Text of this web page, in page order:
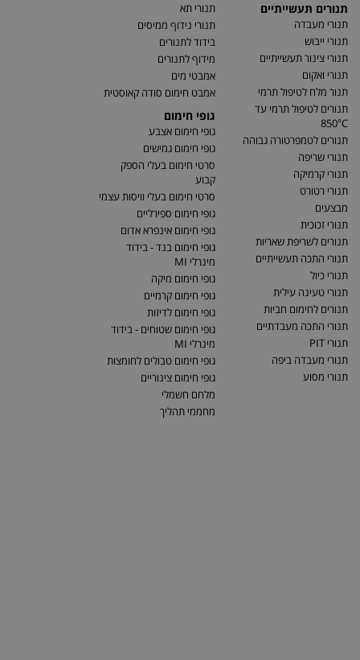
תנורים תעשייתיים
תנורי מעבדה
תנורי ייבוש
תנורי צינור תעשייתיים
תנורי ואקום
תנור מלח לטיפול תרמי
תנורים לטיפול תרמי עד
850°C
תנורים לטמפרטורה גבוהה
תנורי שריפה
תנורי קרמיקה
תנורי רטורט
מבצעים
תנורי זכוכית
תנורים לשריפת שאריות
תנורי התכה תעשייתיים
תנורי כיול
תנורי טעינה עילית
תנורים לחימום חביות
תנורי התכה מעבדתיים
תנורי PIT
תנורי מעבדה ביפה
תנורי מסוע
תנורי תא
תנורי נידוף ממיסים
בידוד לתנורים
מידוף לתנורים
אמבטי מים
אמבט חימום סודה קאוסטית
גופי חימום
גופי חימום אצבע
גופי חימום גמישים
סרטי חימום בעלי הספק
קבוע
סרטי חימום בעלי וויסות עצמי
גופי חימום ספירליים
גופי חימום אינפרא אדום
גופי חימום בנד - בידוד
מינרלי MI
גופי חימום מיקה
גופי חימום קרמיים
גופי חימום לדיזות
גופי חימום שטוחים - בידוד
מינרלי MI
גופי חימום טבולים לחומצות
גופי חימום צינוריים
מלחם חשמלי
מחממי תהליך